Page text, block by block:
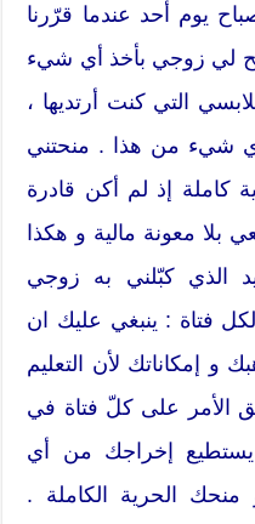
يوم أحد عندما قرّرنا
لي زوجي بأخذ أي شيء
التي كنت أرتديها ،
شيء من هذا . منحتني
كاملة إذ لم أكن قادرة
بلا معونة مالية و هكذا
الذي كبّلني به زوجي
فتاة : ينبغي عليك ان
و إمكاناتك لأن التعليم
الأمر على كلّ فتاة في
يستطيع إخراجك من أي
الحرية الكاملة .